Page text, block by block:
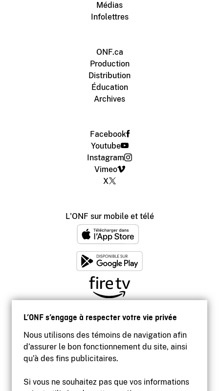
L’ONF s’engage à respecter votre vie privée
Nous utilisons des témoins de navigation afin
d’assurer le bon fonctionnement du site, ainsi
qu’à des fins publicitaires.
Si vous ne souhaitez pas que vos informations
Médias
Infolettres
ONF.ca
Production
Distribution
Éducation
Archives
Facebook
Youtube
Instagram
Vimeo
X
L'ONF sur mobile et télé